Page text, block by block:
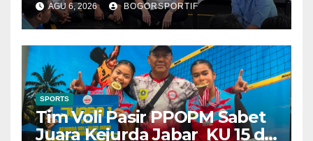
AGU 6, 2026 BOGORSPORTIF
SPORTS
Tim Voli Pasir PPOPM Sabet
Juara Kejurda Jabar KU 15 di